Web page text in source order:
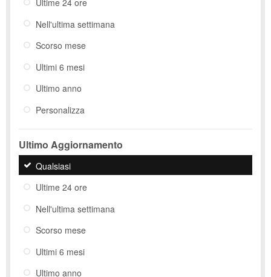
Nell'ultima settimana
Scorso mese
Ultimi 6 mesi
Ultimo anno
Personalizza
Ultimo Aggiornamento
Qualsiasi
Ultime 24 ore
Nell'ultima settimana
Scorso mese
Ultimi 6 mesi
Ultimo anno